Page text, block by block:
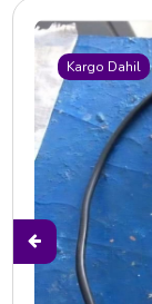
Kargo Dahil